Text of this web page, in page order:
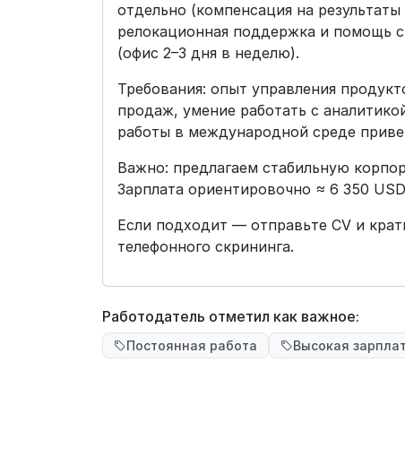
отдельно (компенсация на
релокационная поддержка и помощь
(офис 2–3 дня в неделю).
Требования: опыт управления
продаж, умение работать с
работы в международной среде
Важно: предлагаем стабильную
Зарплата ориентировочно ≈ 6 350
Если подходит — отправьте CV и
телефонного скрининга.
Работодатель отметил как важное:
Постоянная работа Высокая